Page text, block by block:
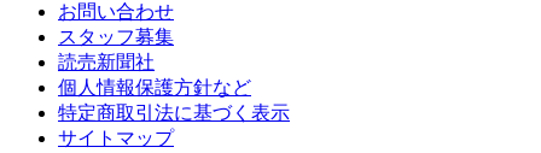
お問い合わせ
スタッフ募集
読売新聞社
個人情報保護方針など
特定商取引法に基づく表示
サイトマップ